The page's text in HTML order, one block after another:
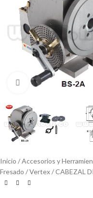
Click to enlarge
Inicio Accesorios y
Fresado
Vertex CABEZAL